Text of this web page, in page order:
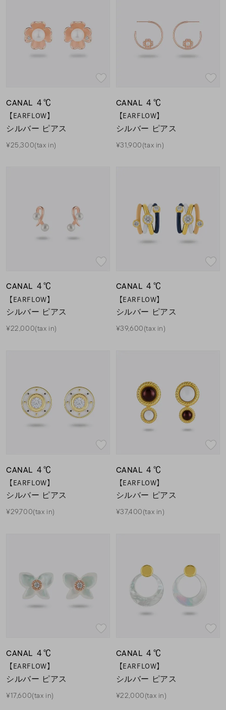
CANAL ４℃
【EARFLOW】
シルバー ピアス
¥25,300(tax in)
CANAL ４℃
【EARFLOW】
シルバー ピアス
¥31,900(tax in)
CANAL ４℃
【EARFLOW】
シルバー ピアス
¥22,000(tax in)
CANAL ４℃
【EARFLOW】
シルバー ピアス
¥39,600(tax in)
CANAL ４℃
【EARFLOW】
シルバー ピアス
¥29,700(tax in)
CANAL ４℃
【EARFLOW】
シルバー ピアス
¥37,400(tax in)
CANAL ４℃
【EARFLOW】
シルバー ピアス
¥17,600(tax in)
CANAL ４℃
【EARFLOW】
シルバー ピアス
¥22,000(tax in)